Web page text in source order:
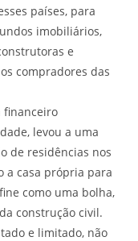
países, para
imobiliários,
e
compradores das
financeiro
levou a uma
de residências nos
a casa própria para
como uma bolha,
construção civil.
e limitado, não